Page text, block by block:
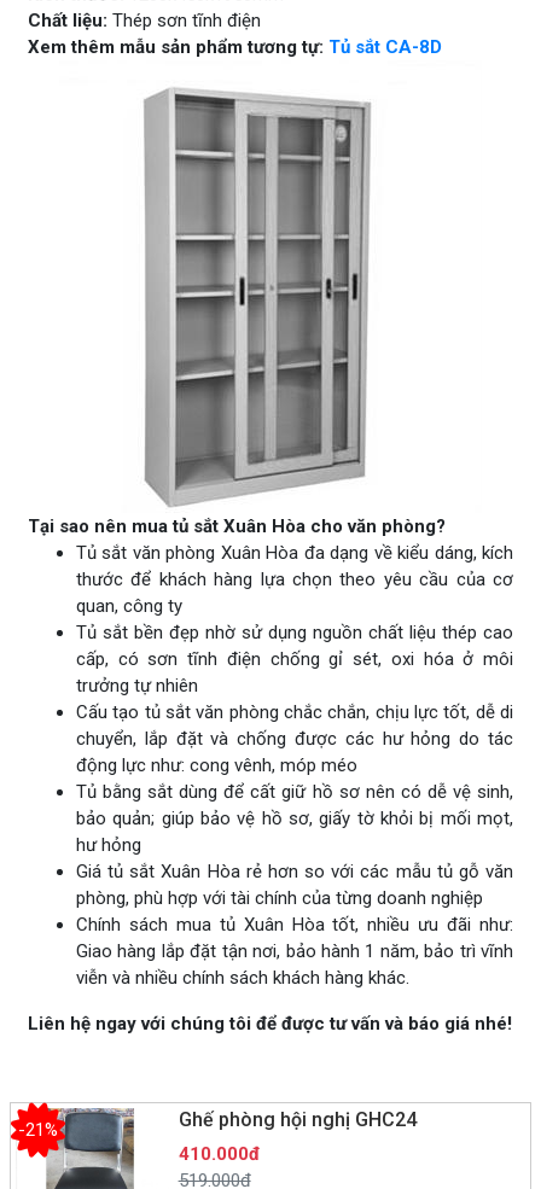
Chất liệu: Thép sơn tĩnh điện
Xem thêm mẫu sản phẩm tương tự: Tủ sắt CA-8D
Tại sao nên mua tủ sắt Xuân Hòa cho văn phòng?
Tủ sắt văn phòng Xuân Hòa đa dạng về kiểu dáng, kích
thước để khách hàng lựa chọn theo yêu cầu của cơ
quan, công ty
Tủ sắt bền đẹp nhờ sử dụng nguồn chất liệu thép cao
cấp, có sơn tĩnh điện chống gỉ sét, oxi hóa ở môi
trưởng tự nhiên
Cấu tạo tủ sắt văn phòng chắc chắn, chịu lực tốt, dễ di
chuyển, lắp đặt và chống được các hư hỏng do tác
động lực như: cong vênh, móp méo
Tủ bằng sắt dùng để cất giữ hồ sơ nên có dễ vệ sinh,
bảo quản; giúp bảo vệ hồ sơ, giấy tờ khỏi bị mối mọt,
hư hỏng
Giá tủ sắt Xuân Hòa rẻ hơn so với các mẫu tủ gỗ văn
phòng, phù hợp với tài chính của từng doanh nghiệp
Chính sách mua tủ Xuân Hòa tốt, nhiều ưu đãi như:
Giao hàng lắp đặt tận nơi, bảo hành 1 năm, bảo trì vĩnh
viễn và nhiều chính sách khách hàng khác.
Liên hệ ngay với chúng tôi để được tư vấn và báo giá nhé!
Ghế phòng hội nghị GHC24
-21%
410.000đ
519.000đ